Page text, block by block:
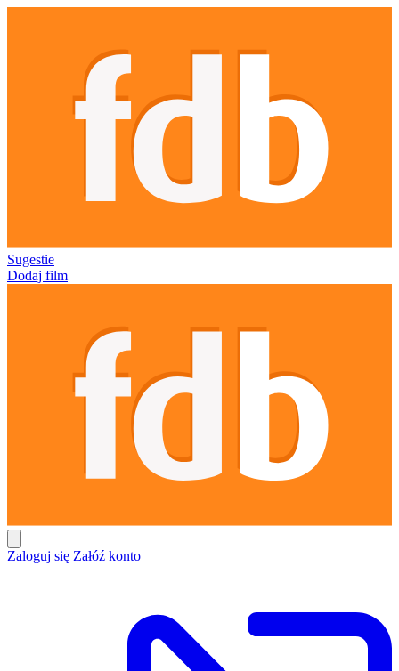
Sugestie
Dodaj film
Zaloguj się Załóź konto